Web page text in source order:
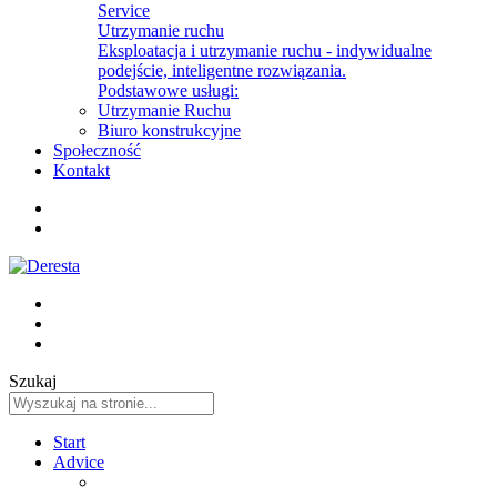
Service
Utrzymanie ruchu
Eksploatacja i utrzymanie ruchu - indywidualne
podejście, inteligentne rozwiązania.
Podstawowe usługi:
Utrzymanie Ruchu
Biuro konstrukcyjne
Społeczność
Kontakt
Szukaj
Start
Advice